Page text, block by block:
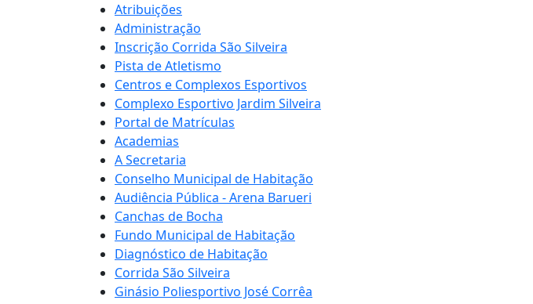
Atribuições
Administração
Inscrição Corrida São Silveira
Pista de Atletismo
Centros e Complexos Esportivos
Complexo Esportivo Jardim Silveira
Portal de Matrículas
Academias
A Secretaria
Conselho Municipal de Habitação
Audiência Pública - Arena Barueri
Canchas de Bocha
Fundo Municipal de Habitação
Diagnóstico de Habitação
Corrida São Silveira
Ginásio Poliesportivo José Corrêa